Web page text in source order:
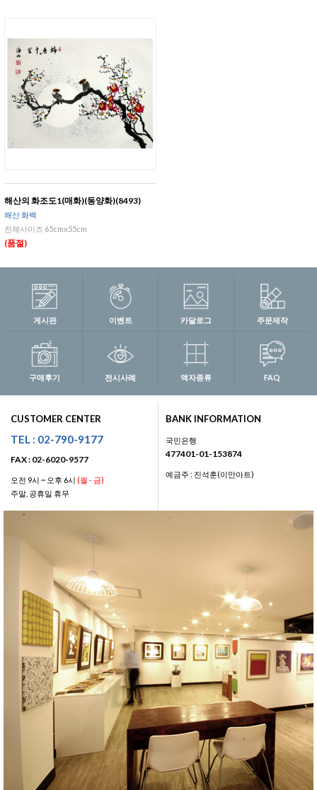
해산의 화조도1(매화)(동양화)(8493)
해산 화백
전체사이즈 65cmx55cm
(품절)
게시판 이벤트 카달로그 주문제작
구매후기 전시사례 액자종류 FAQ
CUSTOMER CENTER
TEL : 02-790-9177
FAX : 02-6020-9577
오전 9시 ~ 오후 6시 (월 - 금)
주말, 공휴일 휴무
BANK INFORMATION
국민은행
477401-01-153874
예금주 : 진석훈(이안아트)